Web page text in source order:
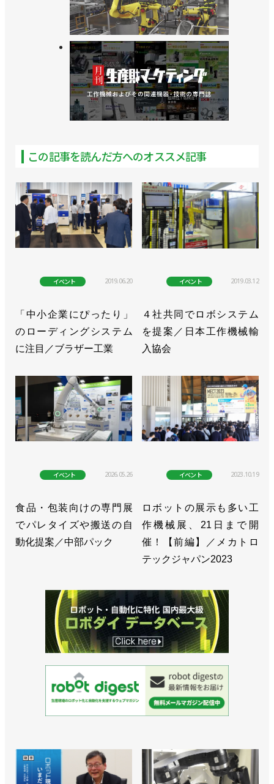
>>引き合いは好調も98％がエンジニア不足／FA・
ロボットシステムインテグレータ協会
>>12月に四国でSIer’s Day開催／FA・ロボットシス
テムインテグレータ協会
>>11月に札幌でSIer’s Day開催／FA・ロボットシス
>>２種類の基礎講座をウェブで開催／FA・ロボット
>>熊田曜子さんを起用したミニドラマを公開／FA・
ロボットシステムインテグレータ協会
>>中小企業のロボット導入のポイントをセミナーで
トシステムインテグレータ協会
>>５月に広島でロボットSIerのイベントを開催／
FA・ロボットシステムインテグレータ協会
>>「ものづくりの集積地」のイベントに150人以上
集まる／FA・ロボットシステムインテグレータ協会
>>九州でSIer向けイベントを開催／FA・ロボットシ
ステムインテグレータ協会
>>仙台でロボットSIer向けイベントを開催／FA・ロ
ボットシステムインテグレータ協会
>>「ロボットアイデア甲子園」を開催／FA・ロボッ
>>相模原と広島でロボットSIer向けイベントを開催
／FA・ロボットシステムインテグレータ協会
>>SIer向け新製品発表会を７月９日に開催／FA・ロ
>>設立１年で会員数200社超に！学生向けの取り組
みなど本格化／FA・ロボットシステムインテグレー
>>「第２回SIer川柳大賞」を開催／FA・ロボットシ
ステムインテグレータ協会
この記事を読んだ方へのオススメ記事
イベント 2019.06.20
「中小企業にぴったり」
のローディングシステム
に注目／ブラザー工業
イベント 2019.03.12
４社共同でロボシステム
を提案／日本工作機械輸
入協会
イベント 2026.05.26
食品・包装向けの専門展
でパレタイズや搬送の自
動化提案／中部パック
イベント 2023.10.19
ロボットの展示も多い工
作機械展、21日まで開
催！【前編】／メカトロ
テックジャパン2023